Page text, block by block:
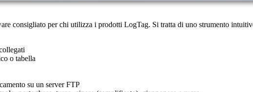
consigliato per chi utilizza i prodotti LogTag. Si tratta di uno strumento
o tabella
su un server FTP